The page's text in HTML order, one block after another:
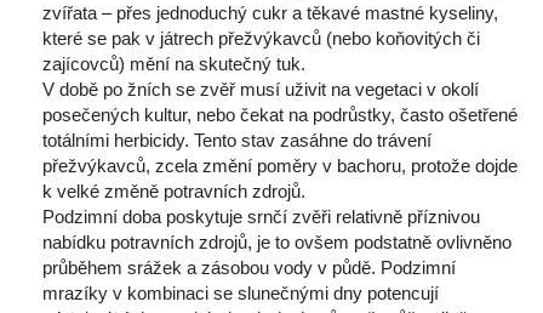
zvířata – přes jednoduchý cukr a těkavé mastné kyseliny,
které se pak v játrech přežvýkavců (nebo koňovitých či
zajícovců) mění na skutečný tuk.
V době po žních se zvěř musí uživit na vegetaci v okolí
posečených kultur, nebo čekat na podrůstky, často ošetřené
totálními herbicidy. Tento stav zasáhne do trávení
přežvýkavců, zcela změní poměry v bachoru, protože dojde
k velké změně potravních zdrojů.
Podzimní doba poskytuje srnčí zvěři relativně příznivou
nabídku potravních zdrojů, je to ovšem podstatně ovlivněno
průběhem srážek a zásobou vody v půdě. Podzimní
mrazíky v kombinaci se slunečnými dny potencují